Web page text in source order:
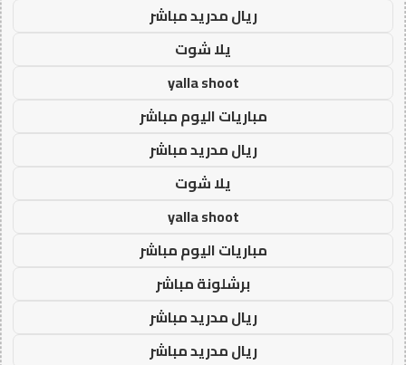
ريال مدريد مباشر
يلا شوت
yalla shoot
مباريات اليوم مباشر
ريال مدريد مباشر
يلا شوت
yalla shoot
مباريات اليوم مباشر
برشلونة مباشر
ريال مدريد مباشر
ريال مدريد مباشر